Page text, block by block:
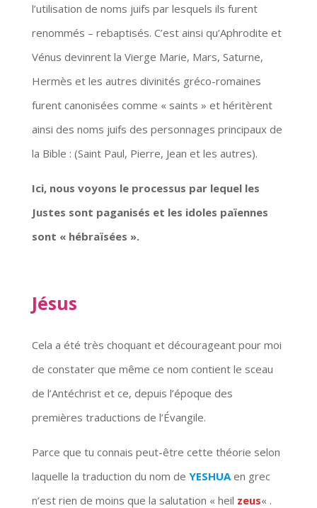
l’utilisation de noms juifs par lesquels ils furent
renommés – rebaptisés. C’est ainsi qu’Aphrodite et
Vénus devinrent la Vierge Marie, Mars, Saturne,
Hermès et les autres divinités gréco-romaines
furent canonisées comme « saints » et héritèrent
ainsi des noms juifs des personnages principaux de
la Bible : (Saint Paul, Pierre, Jean et les autres).
Ici, nous voyons le processus par lequel les
Justes sont paganisés et les idoles païennes
sont « hébraïsées ».
Jésus
Cela a été très choquant et décourageant pour moi
de constater que même ce nom contient le sceau
de l’Antéchrist et ce, depuis l’époque des
premières traductions de l’Évangile.
Parce que tu connais peut-être cette théorie selon
laquelle la traduction du nom de YESHUAen grec
n’est rien de moins que la salutation « heil zeus« .